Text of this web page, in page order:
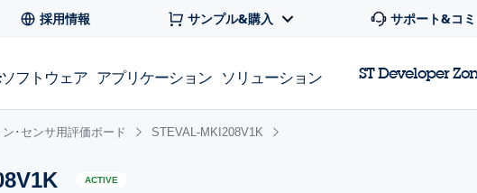
採用情報 サンプル&購入 サポート&コ
フトウェア アプリケーション ソリューション ST Developer
･センサ用評価ボード STEVAL-MKI208V1K
ACTIVE